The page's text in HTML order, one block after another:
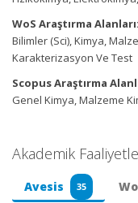
WoS Araştırma Alanları:
Bilimler (Sci), Kimya,
Karakterizasyon Ve Test
Scopus Araştırma
Genel Kimya, Malzeme
Akademik
Avesis 35